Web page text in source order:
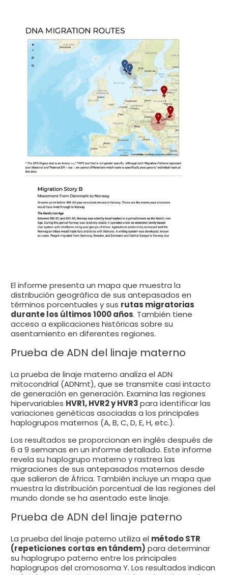
El informe presenta un mapa que muestra la
distribución geográfica de sus antepasados en
términos porcentuales y sus rutas migratorias
durante los últimos 1000 años. También tiene
acceso a explicaciones históricas sobre su
asentamiento en diferentes regiones.
Prueba de ADN del linaje materno
La prueba de linaje materno analiza el ADN
mitocondrial (ADNmt), que se transmite casi intacto
de generación en generación. Examina las regiones
hipervariables HVR1, HVR2 y HVR3para identificar las
variaciones genéticas asociadas a los principales
haplogrupos maternos (A, B, C, D, E, H, etc.).
Los resultados se proporcionan en inglés después de
6 a 9 semanas en un informe detallado. Este informe
revela su haplogrupo materno y rastrea las
migraciones de sus antepasados maternos desde
que salieron de África. También incluye un mapa que
muestra la distribución porcentual de las regiones del
mundo donde se ha asentado este linaje.
Prueba de ADN del linaje paterno
La prueba del linaje paterno utiliza el método STR
(repeticiones cortas en tándem) para determinar
su haplogrupo paterno entre los principales
haplogrupos del cromosoma Y. Los resultados indican